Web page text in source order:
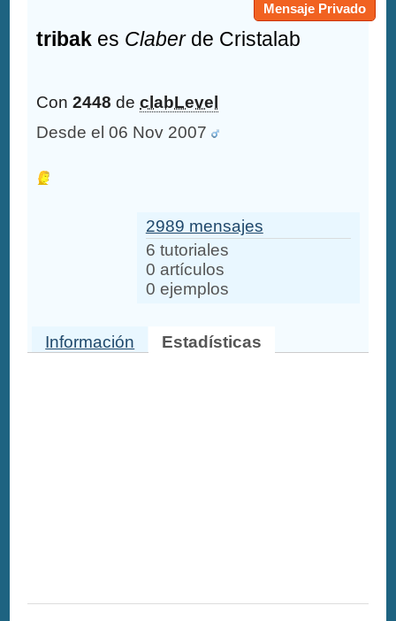
Mensaje Privado
tribak es Claberde Cristalab
Con2448 declabLevel
Desde el 06 Nov 2007
2989 mensajes
6 tutoriales
0 artículos
0 ejemplos
Información Estadísticas